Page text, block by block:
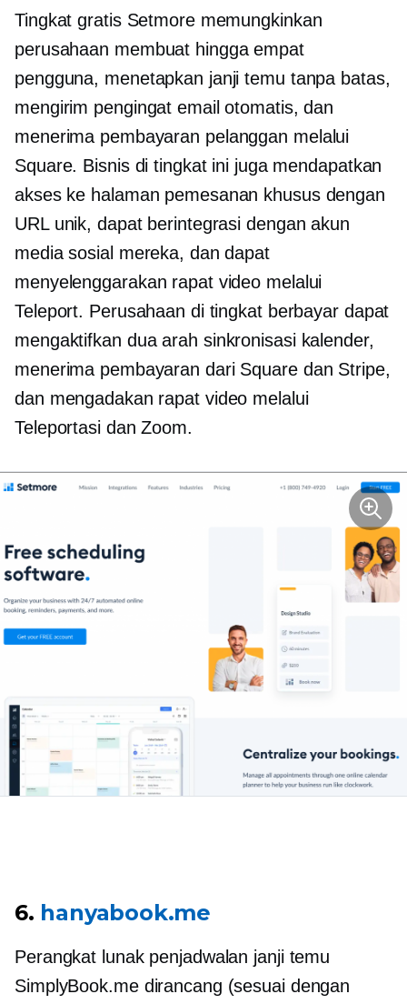
Tingkat gratis Setmore memungkinkan
perusahaan membuat hingga empat
pengguna, menetapkan janji temu tanpa batas,
mengirim pengingat email otomatis, dan
menerima pembayaran pelanggan melalui
Square. Bisnis di tingkat ini juga mendapatkan
akses ke halaman pemesanan khusus dengan
URL unik, dapat berintegrasi dengan akun
media sosial mereka, dan dapat
menyelenggarakan rapat video melalui
Teleport. Perusahaan di tingkat berbayar dapat
mengaktifkan dua arah sinkronisasi kalender,
menerima pembayaran dari Square dan Stripe,
dan mengadakan rapat video melalui
Teleportasi dan Zoom.
6. hanyabook.me
Perangkat lunak penjadwalan janji temu
SimplyBook.me dirancang (sesuai dengan